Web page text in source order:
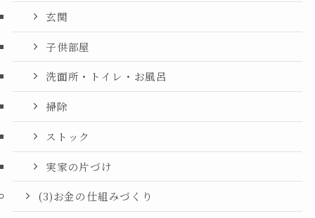
玄関
子供部屋
洗面所・トイレ・お風呂
掃除
ストック
実家の片づけ
(3)お金の仕組みづくり